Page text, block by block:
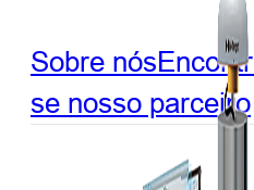
Sobre nós
se nosso parceiro